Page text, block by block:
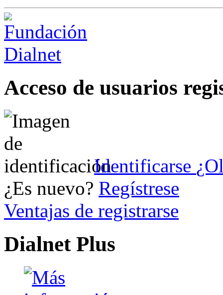
Acceso de usuarios
Identificarse
¿Es nuevo? Regístrese
Ventajas de registrarse
Dialnet Plus